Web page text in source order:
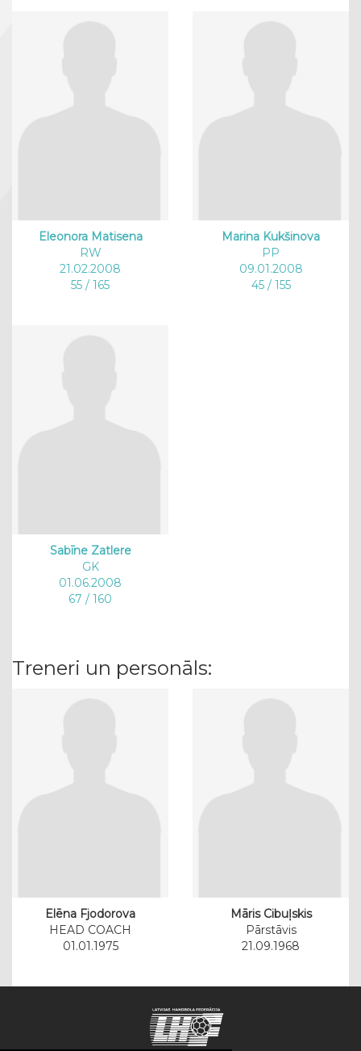
Eleonora Matisena
RW
21.02.2008
55 / 165
Marina Kukšinova
PP
09.01.2008
45 / 155
Sabīne Zatlere
GK
01.06.2008
67 / 160
Treneri un personāls:
Elēna Fjodorova
HEAD COACH
01.01.1975
Māris Cibuļskis
Pārstāvis
21.09.1968